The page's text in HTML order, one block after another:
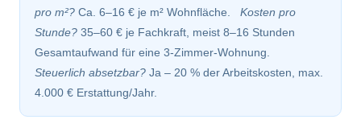
pro m²? Ca. 6–16 € je m² Wohnfläche. Kosten pro
Stunde? 35–60 € je Fachkraft, meist 8–16 Stunden
Gesamtaufwand für eine 3-Zimmer-Wohnung.
Steuerlich absetzbar? Ja – 20 % der Arbeitskosten, max.
4.000 € Erstattung/Jahr.